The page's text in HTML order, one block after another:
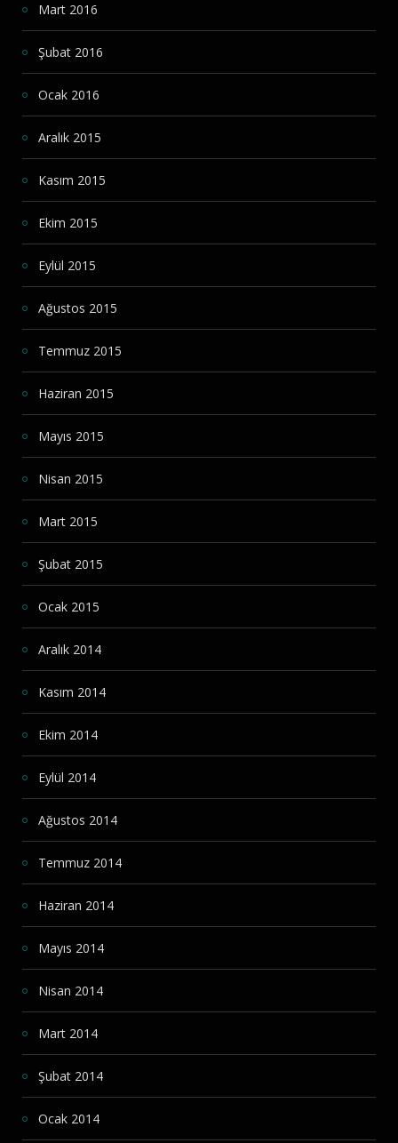
Mart 2016
Şubat 2016
Ocak 2016
Aralık 2015
Kasım 2015
Ekim 2015
Eylül 2015
Ağustos 2015
Temmuz 2015
Haziran 2015
Mayıs 2015
Nisan 2015
Mart 2015
Şubat 2015
Ocak 2015
Aralık 2014
Kasım 2014
Ekim 2014
Eylül 2014
Ağustos 2014
Temmuz 2014
Haziran 2014
Mayıs 2014
Nisan 2014
Mart 2014
Şubat 2014
Ocak 2014